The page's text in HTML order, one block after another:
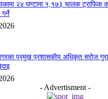
२४ घण्टामा १,१७३ चालक ट्राफिक
प्रमुख प्रशासकीय अधिकृत सरोज
- Advertisment -